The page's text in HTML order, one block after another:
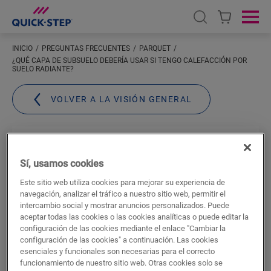
Open search
INICIO PREGUNTAS FRECUENTES
PARQUET
¿QUÉ CAPA DE SUBSUELO DEBERÍA USAR SI TENGO CALEFACCIÓN POR
SUELO RADIANTE?
VOLVER A LA VISIÓN GENERAL
¿Qué capa de
subsuelo debería
usar si tengo
calefacción por
suelo radiante?
Sí, usamos cookies
Este sitio web utiliza cookies para mejorar su experiencia de
navegación, analizar el tráfico a nuestro sitio web, permitir el
intercambio social y mostrar anuncios personalizados. Puede
aceptar todas las cookies o las cookies analíticas o puede editar la
configuración de las cookies mediante el enlace "Cambiar la
configuración de las cookies" a continuación. Las cookies
esenciales y funcionales son necesarias para el correcto
funcionamiento de nuestro sitio web. Otras cookies solo se